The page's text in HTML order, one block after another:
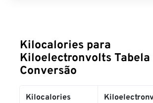
Kilocalories para
Kiloelectronvolts Tabela
Conversão
Kilocalories